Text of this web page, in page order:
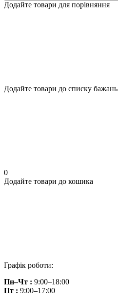
Додайте товари для порівняння
Додайте товари до списку бажань
0
Додайте товари до кошика
Графік роботи:
Пн–Чт : 9:00–18:00
Пт : 9:00–17:00